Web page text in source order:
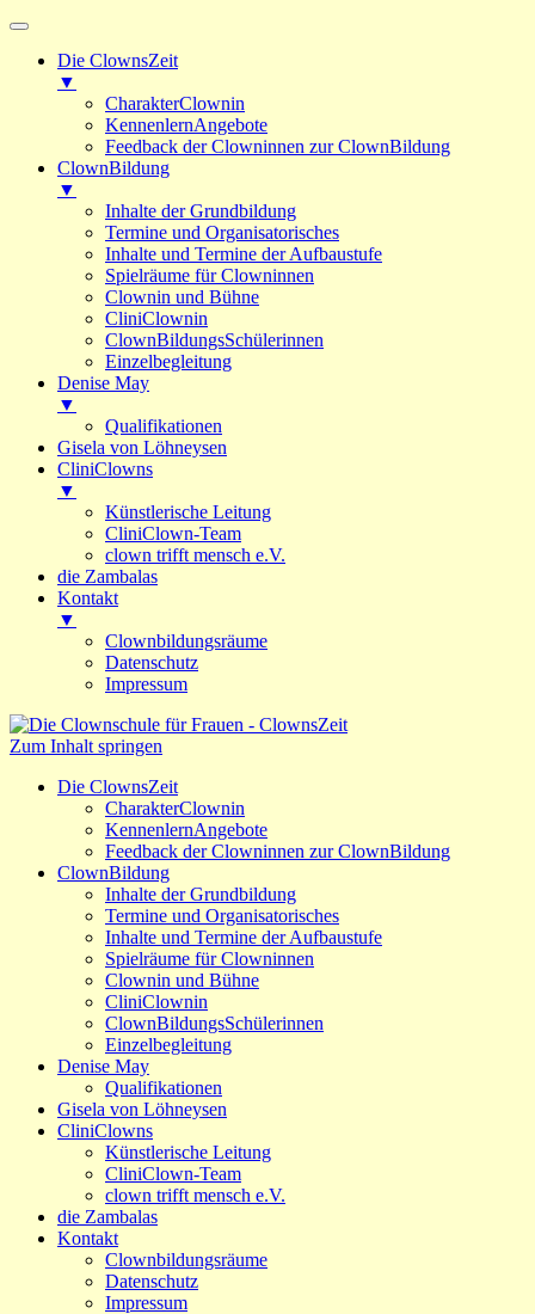
Die ClownsZeit
▼
CharakterClownin
KennenlernAngebote
Feedback der Clowninnen zur ClownBildung
ClownBildung
▼
Inhalte der Grundbildung
Termine und Organisatorisches
Inhalte und Termine der Aufbaustufe
Spielräume für Clowninnen
Clownin und Bühne
CliniClownin
ClownBildungsSchülerinnen
Einzelbegleitung
Denise May
▼
Qualifikationen
Gisela von Löhneysen
CliniClowns
▼
Künstlerische Leitung
CliniClown-Team
clown trifft mensch e.V.
die Zambalas
Kontakt
▼
Clownbildungsräume
Datenschutz
Impressum
Zum
Inhalt
Die Clownschule für Frauen
ClownsZeit
Zum Inhalt springen
Die ClownsZeit
CharakterClownin
KennenlernAngebote
Feedback der Clowninnen zur ClownBildung
ClownBildung
Inhalte der Grundbildung
Termine und Organisatorisches
Inhalte und Termine der Aufbaustufe
Spielräume für Clowninnen
Clownin und Bühne
CliniClownin
ClownBildungsSchülerinnen
Einzelbegleitung
Denise May
Qualifikationen
Gisela von Löhneysen
CliniClowns
Künstlerische Leitung
CliniClown-Team
clown trifft mensch e.V.
die Zambalas
Kontakt
Clownbildungsräume
Datenschutz
Impressum